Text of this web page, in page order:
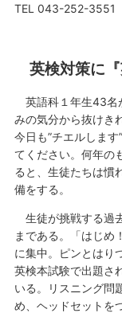
TEL 043-252-
英検対策に
英語科１年生43名
みの気分から抜けき
今日も”チエルしま
てください。何年の
ると、生徒たちは慣
備をする。
生徒が挑戦する過
まである。「はじめ
に集中。ピンとはり
英検本試験で出題さ
いる。リスニング問
め、ヘッドセットを